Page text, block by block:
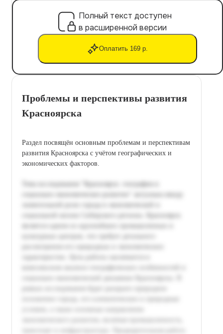
Полный текст доступен
в расширенной версии
Оплатить 169 р.
Проблемы и перспективы развития
Красноярска
Раздел посвящён основным проблемам и перспективам
развития Красноярска с учётом географических и
экономических факторов.